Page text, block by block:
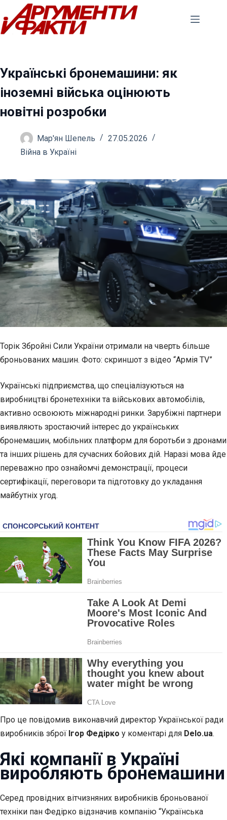
Перейти
до
вмісту
Українські бронемашини: як
іноземні війська оцінюють
новітні розробки
Мар'ян Шепель
27.05.2026
Війна в Україні
Торік Збройні Сили України отримали на чверть більше
броньованих машин. Фото: скриншот з відео “Армія TV”
Українські підприємства, що спеціалізуються на
виробництві бронетехніки та військових автомобілів,
активно освоюють міжнародні ринки. Зарубіжні партнери
виявляють зростаючий інтерес до українських
бронемашин, мобільних платформ для боротьби з дронами
та інших рішень для сучасних бойових дій. Наразі мова йде
переважно про ознайомчі демонстрації, процеси
сертифікації, переговори та підготовку до укладання
майбутніх угод.
Про це повідомив виконавчий директор Української ради
виробників зброї Ігор Федірко у коментарі для Delo.ua.
Які компанії в Україні
виробляють бронемашини
Серед провідних вітчизняних виробників броньованої
техніки пан Федірко відзначив компанію “Українська